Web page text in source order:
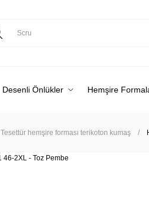
Desenli Önlükler Hemşire
Tesettür hemşire forması terikoton kumaş